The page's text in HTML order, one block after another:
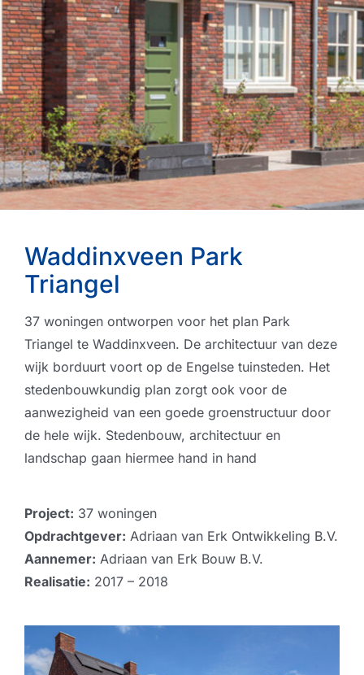
Waddinxveen Park
Triangel
37 woningen ontworpen voor het plan Park
Triangel te Waddinxveen. De architectuur van deze
wijk borduurt voort op de Engelse tuinsteden. Het
stedenbouwkundig plan zorgt ook voor de
aanwezigheid van een goede groenstructuur door
de hele wijk. Stedenbouw, architectuur en
landschap gaan hiermee hand in hand
Project: 37 woningen
Opdrachtgever: Adriaan van Erk Ontwikkeling B.V.
Aannemer: Adriaan van Erk Bouw B.V.
Realisatie: 2017 – 2018